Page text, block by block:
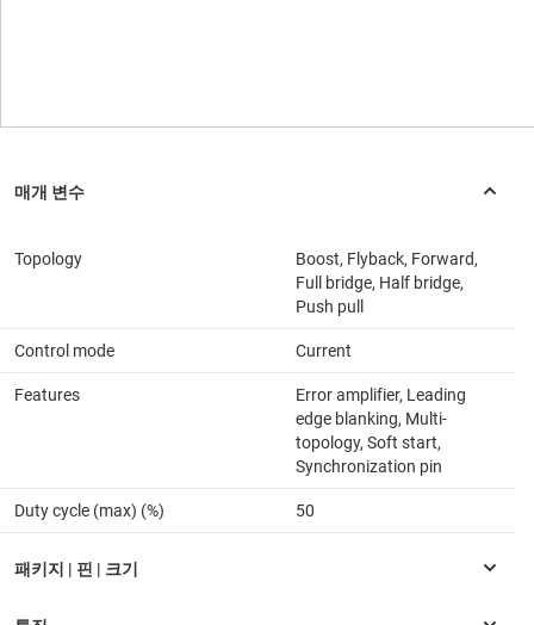
Topology
Boost, Flyback, Forward,
Full bridge, Half bridge,
Push pull
Control mode Current
Features
Error amplifier, Leading
edge blanking, Multi-
topology, Soft start,
Synchronization pin
Duty cycle (max) (%) 50